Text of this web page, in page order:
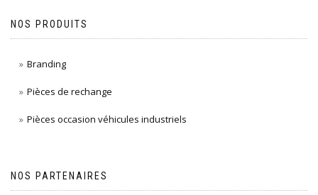
NOS PRODUITS
Branding
Pièces de rechange
Pièces occasion véhicules industriels
NOS PARTENAIRES